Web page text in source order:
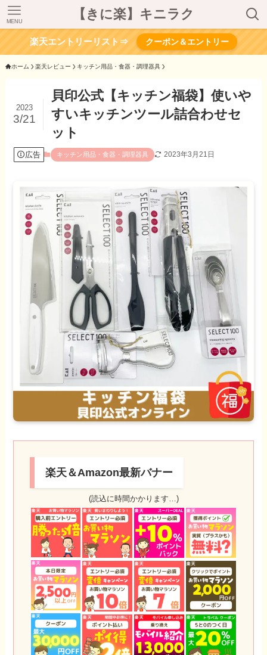
【きに楽】キニラク
MENU
楽天エントリーリスト⇒ クーポン＆エントリー
ホーム 楽天レビュー キッチン用品・食器・調理器具
貝印公式【キッチン福袋】使いや
すいキッチンツール詰合わせセ
ット
2023
3/21
広告 キッチン用品・食器・調理器具 2023年3月21日
楽天＆Amazon最新バナー
(読込に時間かかります…)